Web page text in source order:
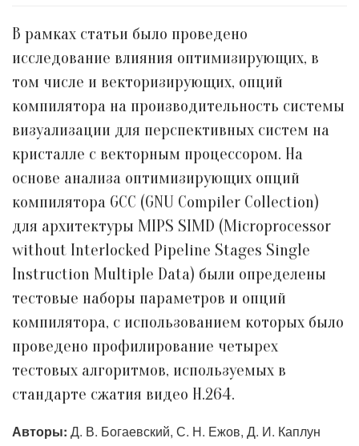
В рамках статьи было проведено
исследование влияния оптимизирующих, в
том числе и векторизирующих, опций
компилятора на производительность системы
визуализации для перспективных систем на
кристалле с векторным процессором. На
основе анализа оптимизирующих опций
компилятора GCC (GNU Compiler Collection)
для архитектуры MIPS SIMD (Microprocessor
without Interlocked Pipeline Stages Single
Instruction Multiple Data) были определены
тестовые наборы параметров и опций
компилятора, с использованием которых было
проведено профилирование четырех
тестовых алгоритмов, используемых в
стандарте сжатия видео H.264.
Авторы: Д. В. Богаевский, С. Н. Ежов, Д. И. Каплун